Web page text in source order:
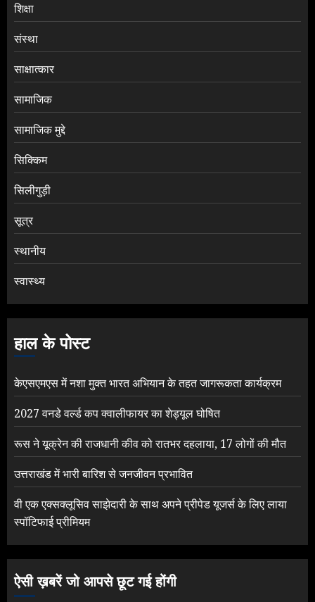
शिक्षा
संस्था
साक्षात्कार
सामाजिक
सामाजिक मुद्दे
सिक्किम
सिलीगुड़ी
सूत्र
स्थानीय
स्वास्थ्य
हाल के पोस्ट
केएसएमएस में नशा मुक्त भारत अभियान के तहत जागरूकता कार्यक्रम
2027 वनडे वर्ल्ड कप क्वालीफायर का शेड्यूल घोषित
रूस ने यूक्रेन की राजधानी कीव को रातभर दहलाया, 17 लोगों की मौत
उत्तराखंड में भारी बारिश से जनजीवन प्रभावित
वी एक एक्सक्लूसिव साझेदारी के साथ अपने प्रीपेड यूजर्स के लिए लाया
स्पॉटिफाई प्रीमियम
ऐसी ख़बरें जो आपसे छूट गई होंगी